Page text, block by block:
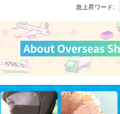
急上昇ワード: